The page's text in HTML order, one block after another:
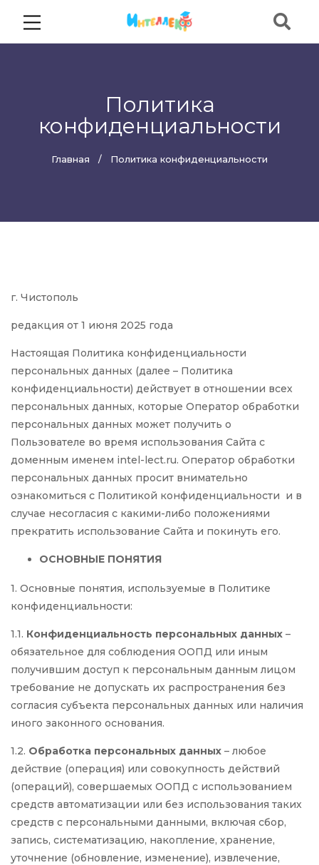
Политика
конфиденциальности
Главная Политика конфиденциальности
г. Чистополь
редакция от 1 июня 2025 года
Настоящая Политика конфиденциальности
персональных данных (далее – Политика
конфиденциальности) действует в отношении всех
персональных данных, которые Оператор обработки
персональных данных может получить о
Пользователе во время использования Сайта с
доменным именем intel-lect.ru. Оператор обработки
персональных данных просит внимательно
ознакомиться с Политикой конфиденциальности и в
случае несогласия с какими-либо положениями
прекратить использование Сайта и покинуть его.
ОСНОВНЫЕ ПОНЯТИЯ
1. Основные понятия, используемые в Политике
конфиденциальности:
1.1. Конфиденциальность персональных данных –
обязательное для соблюдения ООПД или иным
получившим доступ к персональным данным лицом
требование не допускать их распространения без
согласия субъекта персональных данных или наличия
иного законного основания.
1.2. Обработка персональных данных – любое
действие (операция) или совокупность действий
(операций), совершаемых ООПД с использованием
средств автоматизации или без использования таких
средств с персональными данными, включая сбор,
запись, систематизацию, накопление, хранение,
уточнение (обновление, изменение), извлечение,